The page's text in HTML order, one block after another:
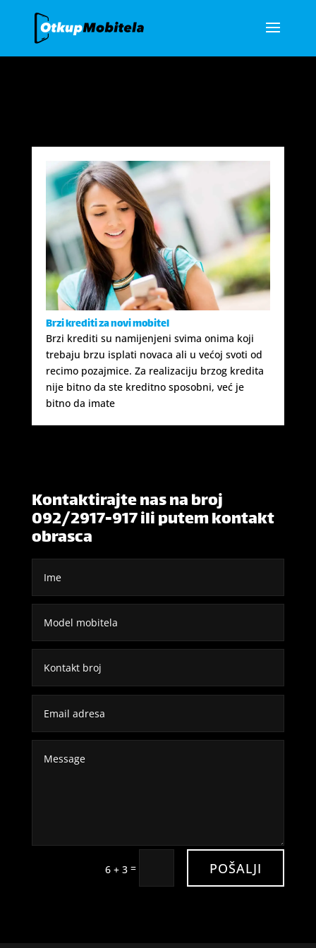
Brzi krediti za novi mobitel
Brzi krediti su namijenjeni svima onima koji
trebaju brzu isplati novaca ali u većoj svoti od
recimo pozajmice. Za realizaciju brzog kredita
nije bitno da ste kreditno sposobni, već je
bitno da imate
Kontaktirajte nas na broj
092/2917-917 ili putem kontakt
obrasca
6 + 3 = POŠALJI